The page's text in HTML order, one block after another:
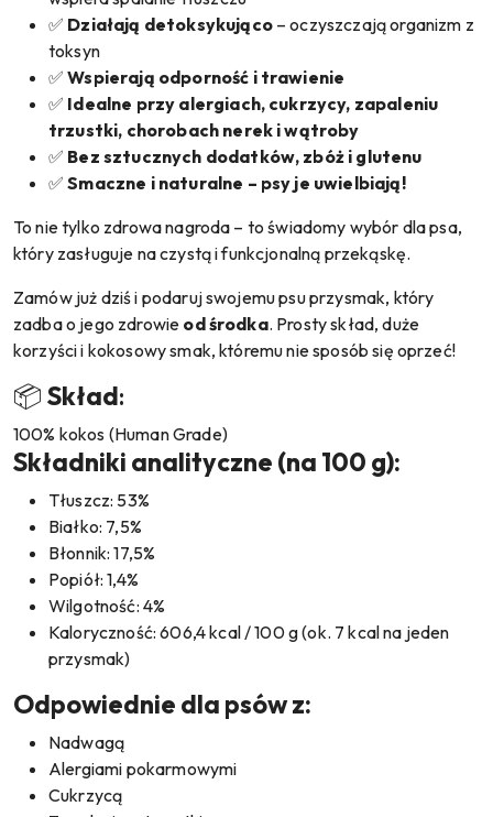
✅ Działają detoksykująco– oczyszczają organizm z
toksyn
✅Wspierają odporność i trawienie
✅ Idealne przy alergiach, cukrzycy, zapaleniu
trzustki, chorobach nerek i wątroby
✅ Bez sztucznych dodatków, zbóż i glutenu
✅Smaczne i naturalne – psy je uwielbiają!
To nie tylko zdrowa nagroda – to świadomy wybór dla psa,
który zasługuje na czystą i funkcjonalną przekąskę.
Zamów już dziś i podaruj swojemu psu przysmak, który
zadba o jego zdrowie od środka. Prosty skład, duże
korzyści i kokosowy smak, któremu nie sposób się oprzeć!
📦 Skład:
100% kokos (Human Grade)
Składniki analityczne (na 100 g):
Tłuszcz: 53%
Białko: 7,5%
Błonnik: 17,5%
Popiół: 1,4%
Wilgotność: 4%
Kaloryczność: 606,4 kcal / 100 g (ok. 7 kcal na jeden
przysmak)
Odpowiednie dla psów z:
Nadwagą
Alergiami pokarmowymi
Cukrzycą